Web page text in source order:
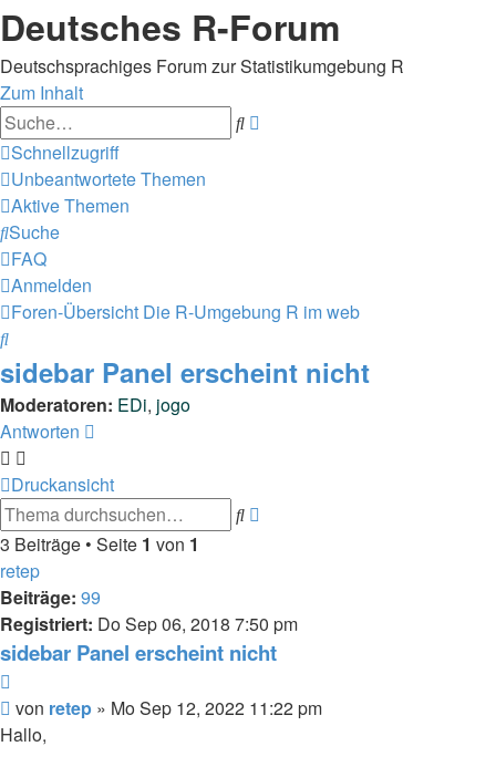
Deutsches R-Forum
Deutschsprachiges Forum zur Statistikumgebung R
Zum Inhalt
Suche
Schnellzugriff
Unbeantwortete Themen
Aktive Themen
Suche
FAQ
Anmelden
Foren-Übersicht Die R-Umgebung R im web
Suche
sidebar Panel erscheint nicht
Moderatoren: EDi, jogo
Antworten
Druckansicht
Suche
3 Beiträge • Seite 1 von 1
retep
Beiträge: 99
Registriert: Do Sep 06, 2018 7:50 pm
sidebar Panel erscheint nicht
Beitrag
von retep » Mo Sep 12, 2022 11:22 pm
Hallo,